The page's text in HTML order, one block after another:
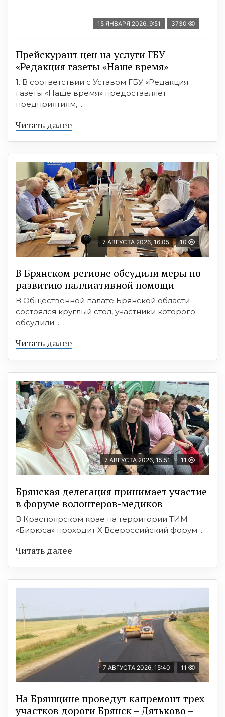
15 ЯНВАРЯ 2026, 9:51 3730
Прейскурант цен на услуги ГБУ
«Редакция газеты «Наше время»
1. В соответствии с Уставом ГБУ «Редакция
газеты «Наше время» предоставляет
предприятиям, ...
Читать далее
7 АВГУСТА 2026, 16:05 10
В Брянском регионе обсудили меры по
развитию паллиативной помощи
В Общественной палате Брянской области
состоялся круглый стол, участники которого
обсудили ...
Читать далее
7 АВГУСТА 2026, 15:51 11
Брянская делегация принимает участие
в форуме волонтеров-медиков
В Красноярском крае на территории ТИМ
«Бирюса» проходит X Всероссийский форум ...
Читать далее
7 АВГУСТА 2026, 15:40 11
На Брянщине проведут капремонт трех
участков дороги Брянск – Дятьково –